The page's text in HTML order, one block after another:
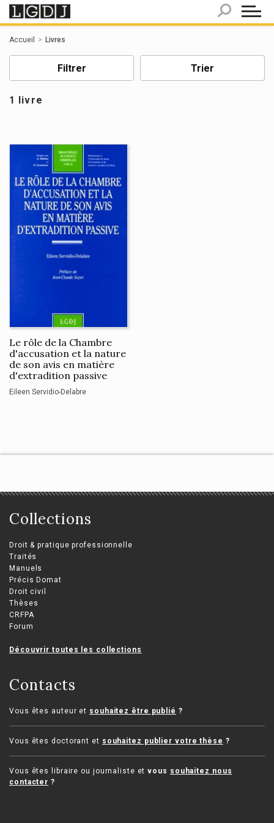
Accueil Livres
Filtrer Trier
1 livre
Le rôle de la Chambre
d'accusation et la nature
de son avis en matière
d'extradition passive
Eileen Servidio-Delabre
Collections
Droit & pratique professionnelle
Traités
Manuels
Précis Domat
Droit civil
Thèses
CRFPA
Forum
Découvrir toutes les collections
Contacts
Vous êtes auteur et souhaitez être publié ?
Vous êtes doctorant et souhaitez publier votre thèse ?
Vous êtes libraire ou journaliste etvous souhaitez nous
contacter ?
Panneau de gestion des cookies